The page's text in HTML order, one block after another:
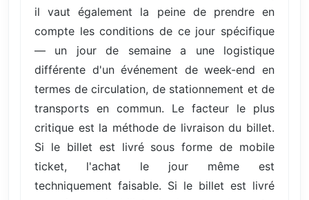
il vaut également la peine de prendre en
compte les conditions de ce jour spécifique
— un jour de semaine a une logistique
différente d'un événement de week-end en
termes de circulation, de stationnement et de
transports en commun. Le facteur le plus
critique est la méthode de livraison du billet.
Si le billet est livré sous forme de mobile
ticket, l'achat le jour même est
techniquement faisable. Si le billet est livré